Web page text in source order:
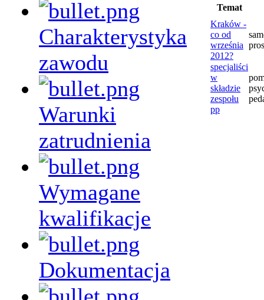
Charakterystyka
zawodu
Warunki
zatrudnienia
Wymagane
kwalifikacje
Dokumentacja
Temat
Kraków -
co od
września
2012?
specjaliści
w
składzie
zespołu
pp